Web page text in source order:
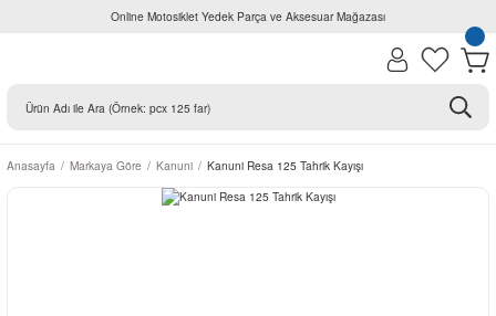
Online Motosiklet Yedek Parça ve Aksesuar Mağazası
Anasayfa Markaya Göre Kanuni Kanuni Resa 125 Tahrik Kayışı